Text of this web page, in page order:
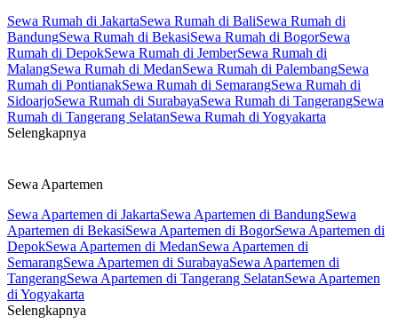
Sewa Rumah di JakartaSewa Rumah di BaliSewa Rumah di
BandungSewa Rumah di BekasiSewa Rumah di BogorSewa
Rumah di DepokSewa Rumah di JemberSewa Rumah di
MalangSewa Rumah di MedanSewa Rumah di PalembangSewa
Rumah di PontianakSewa Rumah di SemarangSewa Rumah di
SidoarjoSewa Rumah di SurabayaSewa Rumah di TangerangSewa
Rumah di Tangerang SelatanSewa Rumah di Yogyakarta
Selengkapnya
Sewa Apartemen
Sewa Apartemen di JakartaSewa Apartemen di BandungSewa
Apartemen di BekasiSewa Apartemen di BogorSewa Apartemen di
DepokSewa Apartemen di MedanSewa Apartemen di
SemarangSewa Apartemen di SurabayaSewa Apartemen di
TangerangSewa Apartemen di Tangerang SelatanSewa Apartemen
di Yogyakarta
Selengkapnya